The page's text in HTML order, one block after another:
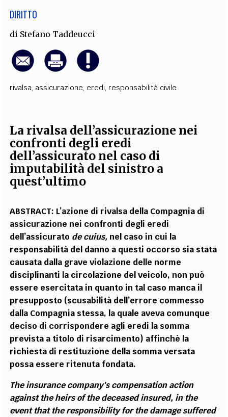
DIRITTO
di Stefano Taddeucci
rivalsa, assicurazione, eredi, responsabilità civile
La rivalsa dell’assicurazione nei
confronti degli eredi
dell’assicurato nel caso di
imputabilità del sinistro a
quest’ultimo
ABSTRACT: L’azione di rivalsa della Compagnia di
assicurazione nei confronti degli eredi
dell’assicurato de cuius, nel caso in cui la
responsabilità del danno a questi occorso sia stata
causata dalla grave violazione delle norme
disciplinanti la circolazione del veicolo, non può
essere esercitata in quanto in tal caso manca il
presupposto (scusabilità dell’errore commesso
dalla Compagnia stessa, la quale aveva comunque
deciso di corrispondere agli eredi la somma
prevista a titolo di risarcimento) affinchè la
richiesta di restituzione della somma versata
possa essere ritenuta fondata.
The insurance company's compensation action
against the heirs of the deceased insured, in the
event that the responsibility for the damage suffered